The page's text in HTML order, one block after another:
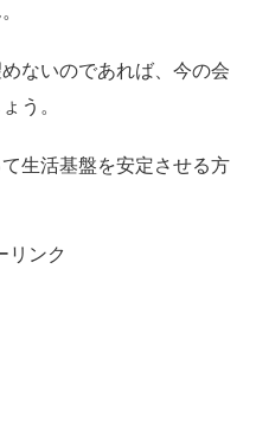
ないのであれば、今の会
う。
生活基盤を安定させる方
リンク